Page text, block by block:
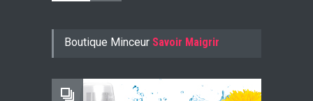
-10% AVEC LE CODE KONJ10
Boutique Minceur Savoir Maigrir